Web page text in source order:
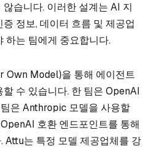
습니다. 이러한 설계는 AI 지
정보, 데이터 흐름 및 제공업
하는 팀에게 중요합니다.
Own Model)을 통해 에이전트
수 있습니다. 한 팀은 OpenAI
은 Anthropic 모델을 사용할
호환 엔드포인트를 통해
Attu는 특정 모델 제공업체를 강